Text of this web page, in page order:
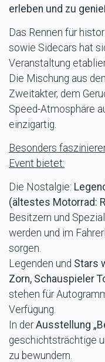
erleben und zu
Das Rennen für
sowie Sidecars hat
Veranstaltung
Die Mischung aus
Zweitakter, dem
Speed-Atmosphäre
einzigartig.
Besonders
Event bietet:
Die Nostalgie:
(ältestes Motorrad:
Besitzern und
werden und im
sorgen.
Legenden und Stars
Zorn, Schauspieler
stehen für
Verfügung.
In derAusstellung
geschichtsträchtige
zu bewundern.